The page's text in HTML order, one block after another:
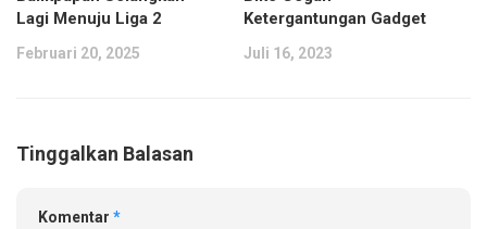
Lagi Menuju Liga 2
Februari 20, 2025
Ketergantungan Gadget
Juli 16, 2023
Tinggalkan Balasan
Komentar *